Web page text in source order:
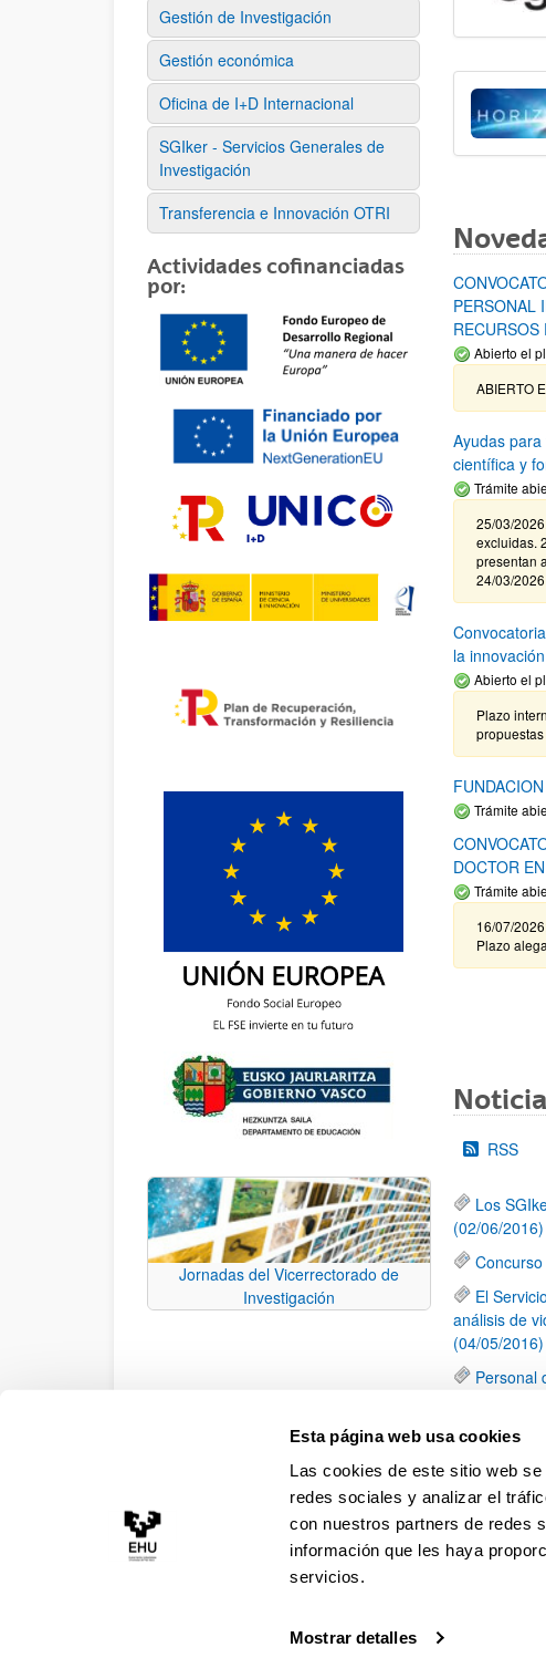
Esta página web usa cookies
Las cookies de este sitio web
redes sociales y analizar el
con nuestros partners de redes
información que les haya
servicios.
Mostrar detalles
Gestión de Investigación
Gestión económica
Oficina de I+D Internacional
SGIker - Servicios Generales de
Investigación
Transferencia e Innovación OTRI
Actividades cofinanciadas
por:
Jornadas del Vicerrectorado de
Investigación
PERSONAL
RECURSOS
Abierto el
ABIERTO
Ayudas
científica y
Trámite
25/03/
excluidas.
presentan
24/03/
la
Abierto el
Plazo
Trámite
DOCTOR
Trámite
16/07/
Plazo
RSS
Los
(02/06/2016)
El
análisis de
(04/05/2016)
Personal
El grupo
(11/04/2016)